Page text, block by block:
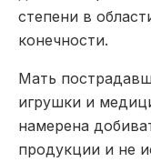
степени в
конечности.
Мать
игрушки и
намерена
продукции и не